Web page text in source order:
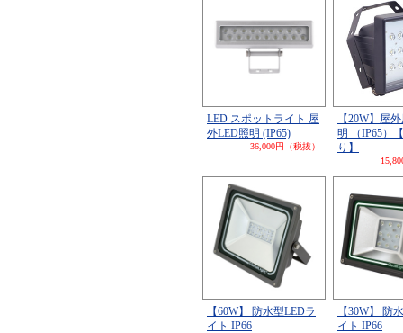
LED スポットライト 屋
外LED照明 (IP65)
36,000円（税抜）
【20W】屋
明 （IP65）
り】
【60W】 防水型LEDラ
イト IP66
【30W】 防
イト IP66